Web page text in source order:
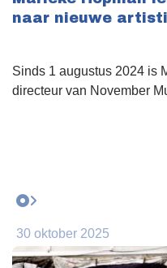
naar nieuwe
Sinds 1 augustus 2024 is
directeur van November
30 oktober 2025